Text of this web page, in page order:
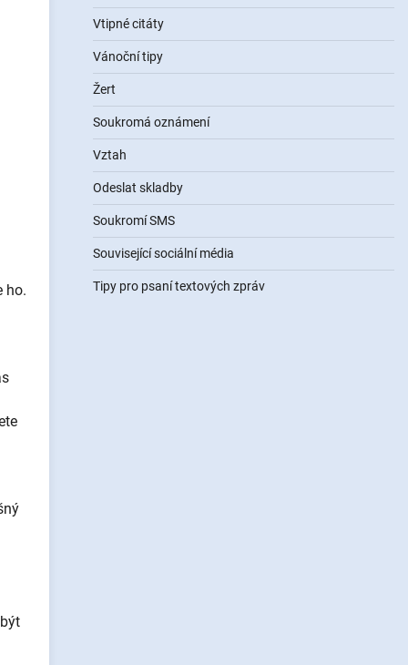
ho.
Vtipné citáty
Vánoční tipy
Žert
Soukromá oznámení
Vztah
Odeslat skladby
Soukromí SMS
Související sociální média
Tipy pro psaní textových zpráv